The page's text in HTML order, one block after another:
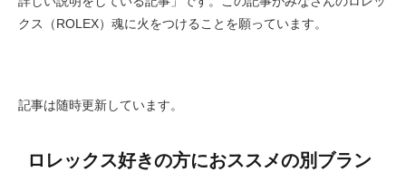
クス（ROLEX）魂に火をつけることを願っています。
記事は随時更新しています。
ロレックス好きの方におススメの別ブラン